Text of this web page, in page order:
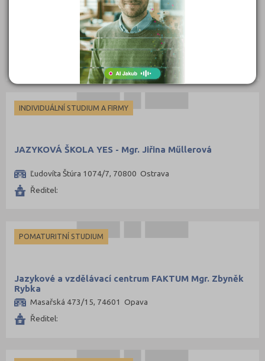
Jazyková agentura Español
Přívozská 134/6, 70200 Ostrava
Ředitel: Ing. Miguel Yeshúa Ponce de León Meléndez
INDIVIDUÁLNÍ STUDIUM A FIRMY
JAZYKOVÁ ŠKOLA YES - Mgr. Jiřina Műllerová
Ľudovíta Štúra 1074/7, 70800 Ostrava
Ředitel:
POMATURITNÍ STUDIUM
Jazykové a vzdělávací centrum FAKTUM Mgr. Zbyněk
Rybka
Masařská 473/15, 74601 Opava
Ředitel: